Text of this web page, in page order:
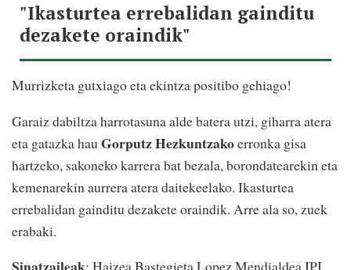
"Ikasturtea errebalidan gainditu
dezakete oraindik"
Murrizketa gutxiago eta ekintza positibo gehiago!
Garaiz dabiltza harrotasuna alde batera utzi, giharra atera
eta gatazka hau Gorputz Hezkuntzakoerronka gisa
hartzeko, sakoneko karrera bat bezala, borondatearekin eta
kemenarekin aurrera atera daitekeelako. Ikasturtea
errebalidan gainditu dezakete oraindik. Arre ala so, zuek
erabaki.